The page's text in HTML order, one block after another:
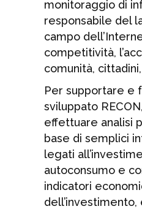
monitoraggio di
responsabile del
campo
competitività,
comunità,
Per supportare e
sviluppato
effettuare analisi
base di semplici
legati
autoconsumo e
indicatori